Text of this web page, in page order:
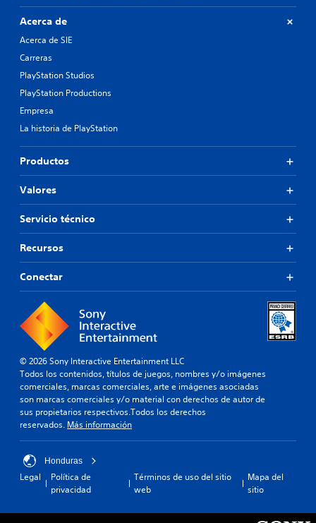
Acerca de
Acerca de SIE
Carreras
PlayStation Studios
PlayStation Productions
Empresa
La historia de PlayStation
Productos
Valores
Servicio técnico
Recursos
Conectar
© 2026 Sony Interactive Entertainment LLC
Todos los contenidos, títulos de juegos, nombres y/o imágenes
comerciales, marcas comerciales, arte e imágenes asociadas
son marcas comerciales y/o material con derechos de autor de
sus propietarios respectivos.Todos los derechos
reservados. Más información
Honduras
Legal
Política de
privacidad
Términos de uso del sitio
web
Mapa del
sitio